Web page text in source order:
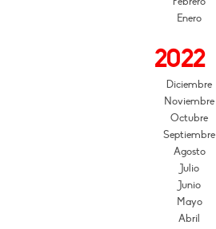
Enero
2022
Diciembre
Noviembre
Octubre
Septiembre
Agosto
Julio
Junio
Mayo
Abril